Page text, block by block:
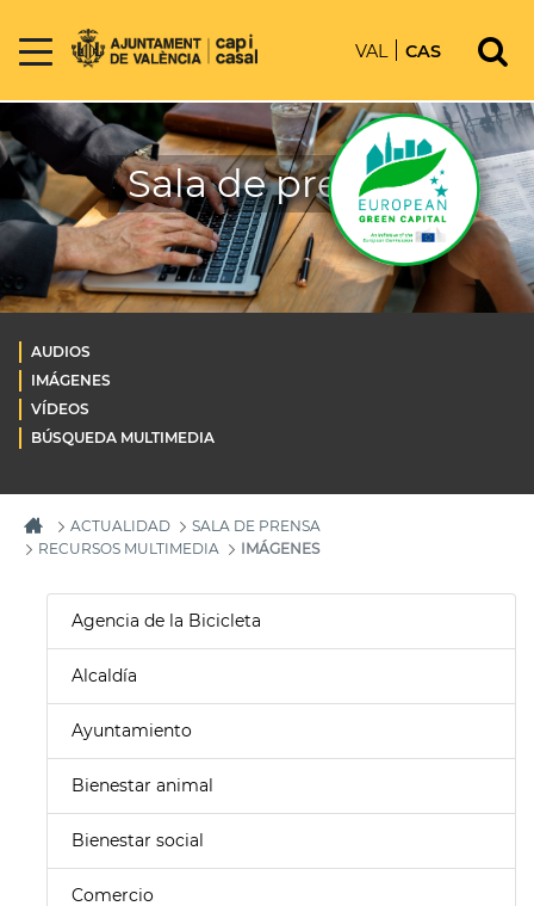
VAL CAS
Sala de prensa
AUDIOS
IMÁGENES
VÍDEOS
BÚSQUEDA MULTIMEDIA
ACTUALIDAD
SALA DE PRENSA
RECURSOS MULTIMEDIA
IMÁGENES
Agencia de la Bicicleta
Alcaldía
Ayuntamiento
Bienestar animal
Bienestar social
Comercio